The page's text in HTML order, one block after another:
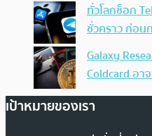
ทั่วโลกช็อก
ชั่วคราว ก่อน
Galaxy
Coldcard อ
เป้าหมายของเรา